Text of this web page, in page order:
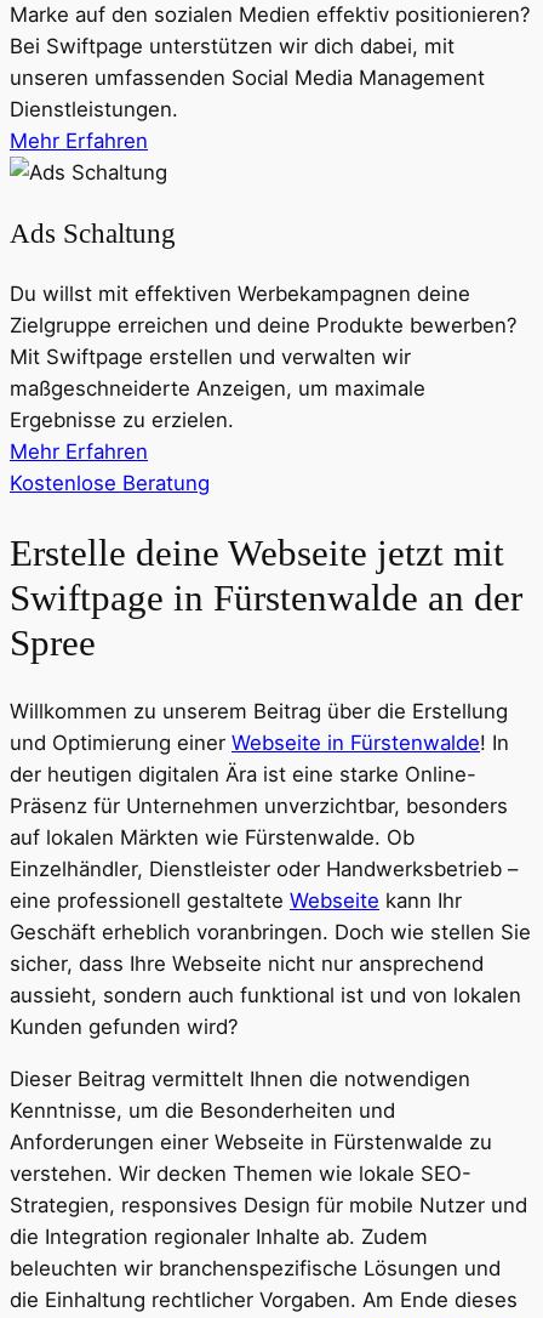
Marke auf den sozialen Medien effektiv positionieren?
Bei Swiftpage unterstützen wir dich dabei, mit
unseren umfassenden Social Media Management
Dienstleistungen.
Mehr Erfahren
Ads Schaltung
Du willst mit effektiven Werbekampagnen deine
Zielgruppe erreichen und deine Produkte bewerben?
Mit Swiftpage erstellen und verwalten wir
maßgeschneiderte Anzeigen, um maximale
Ergebnisse zu erzielen.
Mehr Erfahren
Kostenlose Beratung
Erstelle deine Webseite jetzt mit
Swiftpage in Fürstenwalde an der
Spree
Willkommen zu unserem Beitrag über die Erstellung
und Optimierung einer Webseite in Fürstenwalde! In
der heutigen digitalen Ära ist eine starke Online-
Präsenz für Unternehmen unverzichtbar, besonders
auf lokalen Märkten wie Fürstenwalde. Ob
Einzelhändler, Dienstleister oder Handwerksbetrieb –
eine professionell gestaltete Webseite kann Ihr
Geschäft erheblich voranbringen. Doch wie stellen Sie
sicher, dass Ihre Webseite nicht nur ansprechend
aussieht, sondern auch funktional ist und von lokalen
Kunden gefunden wird?
Dieser Beitrag vermittelt Ihnen die notwendigen
Kenntnisse, um die Besonderheiten und
Anforderungen einer Webseite in Fürstenwalde zu
verstehen. Wir decken Themen wie lokale SEO-
Strategien, responsives Design für mobile Nutzer und
die Integration regionaler Inhalte ab. Zudem
beleuchten wir branchenspezifische Lösungen und
die Einhaltung rechtlicher Vorgaben. Am Ende dieses